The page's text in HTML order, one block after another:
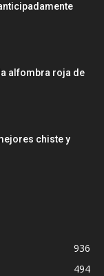
alfombra roja de
chiste y
936
494